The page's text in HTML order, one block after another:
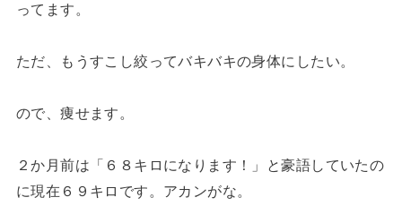
ってます。
ただ、もうすこし絞ってバキバキの身体にしたい。
ので、痩せます。
２か月前は「６８キロになります！」と豪語していたの
に現在６９キロです。アカンがな。